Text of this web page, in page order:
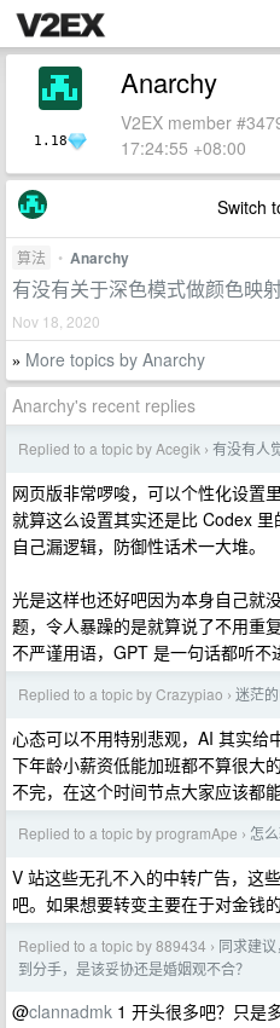
1.18
Anarchy
V2EX member
17:24:55 +08:00
Switch
算法 • Anarchy
有没有关于深色模式做颜色映
Nov 18, 2020
» More topics by Anarchy
Anarchy's recent replies
Replied to a topic by Acegik › 有没有人
网页版非常啰唆，可以个性化设置
就算这么设置其实还是比 Codex
自己漏逻辑，防御性话术一大堆。
光是这样也还好吧因为本身自己就
题，令人暴躁的是就算说了不用重
不严谨用语，GPT 是一句话都听不
Replied to a topic by Crazypiao › 迷茫
心态可以不用特别悲观，AI 其实给
下年龄小薪资低能加班都不算很大
不完，在这个时间节点大家应该都
Replied to a topic by programApe › 怎
V 站这些无孔不入的中转广告，这
吧。如果想要转变主要在于对金钱的
Replied to a topic by 889434 › 同求建
到分手，是该妥协还是婚姻观不合？
@clannadmk 1 开头很多吧？只是